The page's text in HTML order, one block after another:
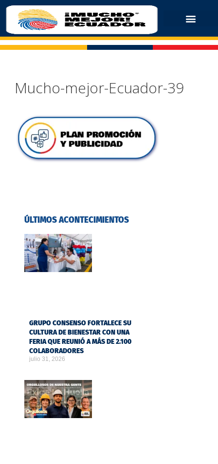
Mucho-mejor-Ecuador-39
ÚLTIMOS ACONTECIMIENTOS
GRUPO CONSENSO FORTALECE SU
CULTURA DE BIENESTAR CON UNA
FERIA QUE REUNIÓ A MÁS DE 2.100
COLABORADORES
julio 31, 2026